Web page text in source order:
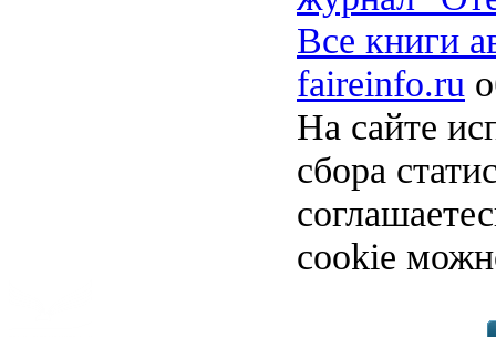
Все книги
faireinfo.ru
На сайте
сбора
cookie